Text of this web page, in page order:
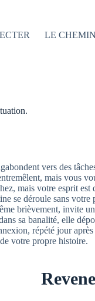
LE
vers des
mais vous
mais votre esprit est
se déroule sans votre
brièvement, invite
sa banalité, elle
répété jour
votre propre histoire.